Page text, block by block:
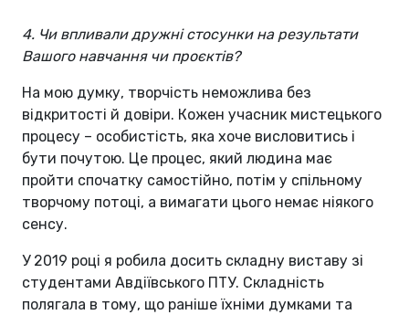
4. Чи впливали дружні стосунки на результати
Вашого навчання чи проєктів?
На мою думку, творчість неможлива без
відкритості й довіри. Кожен учасник мистецького
процесу – особистість, яка хоче висловитись і
бути почутою. Це процес, який людина має
пройти спочатку самостійно, потім у спільному
творчому потоці, а вимагати цього немає ніякого
сенсу.
У 2019 році я робила досить складну виставу зі
студентами Авдіївського ПТУ. Складність
полягала в тому, що раніше їхніми думками та